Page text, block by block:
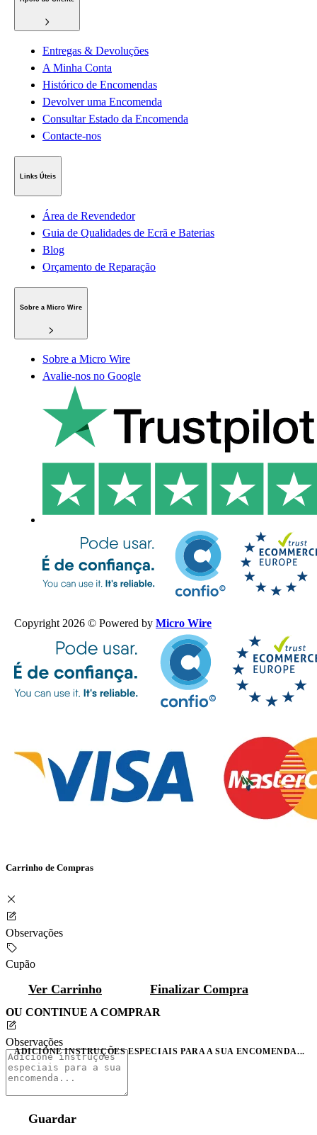
Entregas & Devoluções
A Minha Conta
Histórico de Encomendas
Devolver uma Encomenda
Consultar Estado da Encomenda
Contacte-nos
Links Úteis
Área de Revendedor
Guia de Qualidades de Ecrã e Baterias
Blog
Orçamento de Reparação
Sobre a Micro Wire
Sobre a Micro Wire
Avalie-nos no Google
Copyright 2026 © Powered by Micro Wire
Carrinho de Compras
Observações
Cupão
Ver Carrinho Finalizar Compra
OU CONTINUE A COMPRAR
Observações
ADICIONE INSTRUÇÕES ESPECIAIS PARA A SUA ENCOMENDA...
Guardar